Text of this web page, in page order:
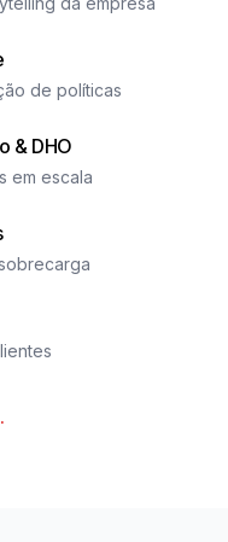
de políticas
& DHO
em escala